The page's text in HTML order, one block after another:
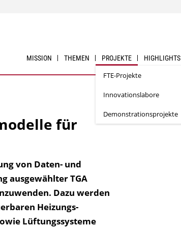
MISSION THEMEN PROJEKTE
FTE-Projekte
Innovationslabore
Demonstrationsprojekte
HIGHLIGHTS
für
von Daten- und
ausgewählter TGA
Dazu werden
Heizungs­
Lüftungssysteme